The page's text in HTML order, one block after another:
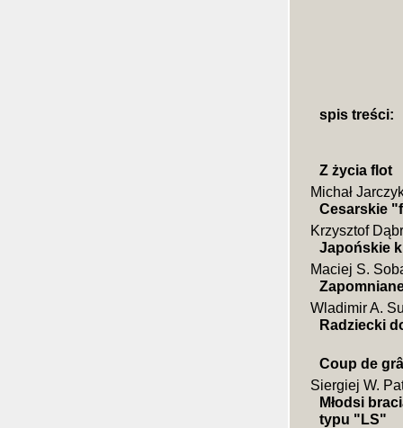
spis treści:
Z życia flot
Michał
Cesarskie
Krzysztof
Japońskie
Maciej S.
Wladimir A.
Radziecki
Coup de
Siergiej W.
Młodsi
typu "LS"